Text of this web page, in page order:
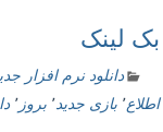
بک لینک
دانلود نرم افزار
اطلاع٬ بازی جدید٬ بروز ٬